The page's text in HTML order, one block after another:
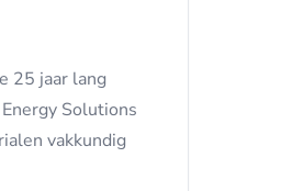
25 jaar lang
Solutions
vakkundig